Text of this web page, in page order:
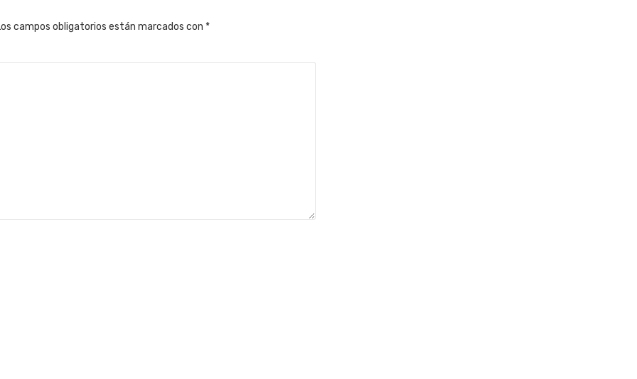
campos obligatorios están marcados con *